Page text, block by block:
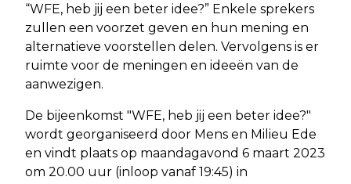
“WFE, heb jij een beter idee?” Enkele sprekers
zullen een voorzet geven en hun mening en
alternatieve voorstellen delen. Vervolgens is er
ruimte voor de meningen en ideeën van de
aanwezigen.
De bijeenkomst "WFE, heb jij een beter idee?"
wordt georganiseerd door Mens en Milieu Ede
en vindt plaats op maandagavond 6 maart 2023
om 20.00 uur (inloop vanaf 19:45) in